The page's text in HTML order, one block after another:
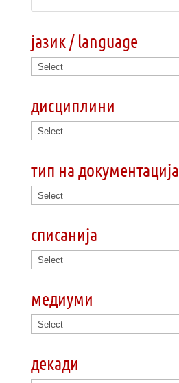
јазик / language
дисциплини
тип на документација
списанија
медиуми
декади